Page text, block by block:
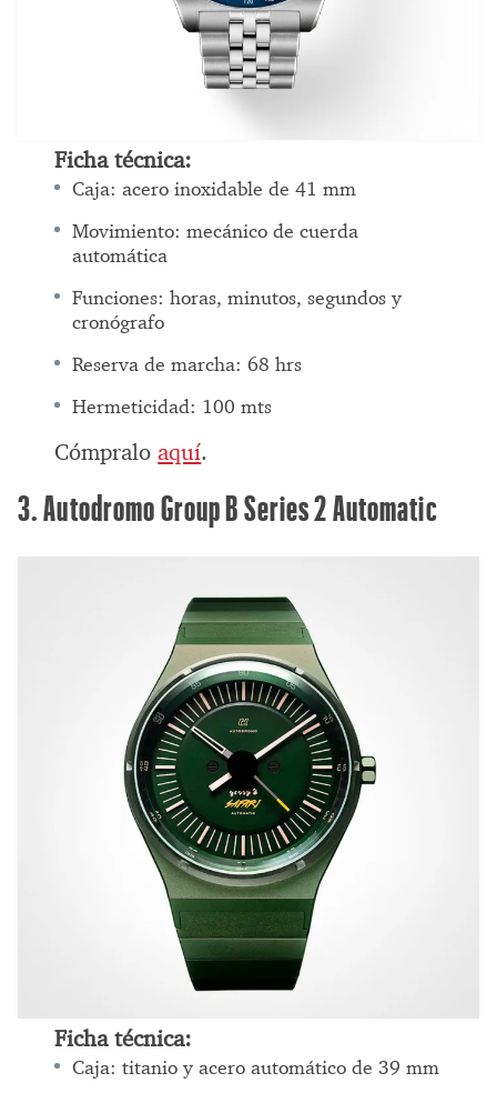
Ficha técnica:
Caja: acero inoxidable de 41 mm
Movimiento: mecánico de cuerda
automática
Funciones: horas, minutos, segundos y
cronógrafo
Reserva de marcha: 68 hrs
Hermeticidad: 100 mts
Cómpraloaquí.
3. Autodromo Group B Series 2 Automatic
Ficha técnica:
Caja: titanio y acero automático de 39 mm